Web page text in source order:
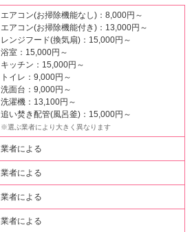
エアコン(お掃除機能なし)：8,000円～
エアコン(お掃除機能付き)：13,000円～
レンジフード(換気扇)：15,000円～
浴室：15,000円～
キッチン：15,000円～
トイレ：9,000円～
洗面台：9,000円～
洗濯機：13,100円～
追い焚き配管(風呂釜)：15,000円～
※選ぶ業者により大きく異なります
業者による
業者による
業者による
業者による